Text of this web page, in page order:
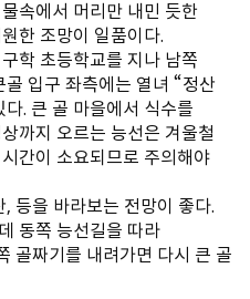
속에서 머리만 내민 듯한
한 조망이 일품이다.
학 초등학교를 지나 남쪽
입구 좌측에는 열녀 “정산
. 큰 골 마을에서 식수를
까지 오르는 능선은 겨울철
간이 소요되므로 주의해야
등을 바라보는 전망이 좋다.
동쪽 능선길을 따라
골짜기를 내려가면 다시 큰 골